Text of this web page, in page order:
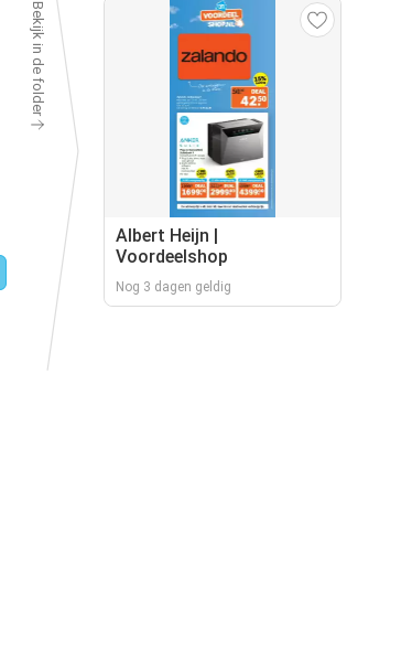
Bekijk in de folder
Albert Heijn |
Voordeelshop
Nog 3 dagen geldig